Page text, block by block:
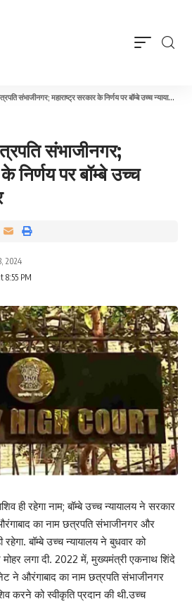
संभाजीनगर; महाराष्ट्र सरकार के निर्णय पर बॉम्बे उच्च न्यायालय की मोहर
संभाजीनगर;
निर्णय पर बॉम्बे उच्च
2024
8:55 PM
ही रहेगा नाम; बॉम्बे उच्च न्यायालय ने सरकार
का नाम छत्रपति संभाजीनगर और
रहेगा. बॉम्बे उच्च न्यायालय ने बुधवार को
मोहर लगा दी. 2022 में, मुख्यमंत्री एकनाथ शिंदे
ने औरंगाबाद का नाम छत्रपति संभाजीनगर
करने को स्वीकृति प्रदान की थी.उच्च